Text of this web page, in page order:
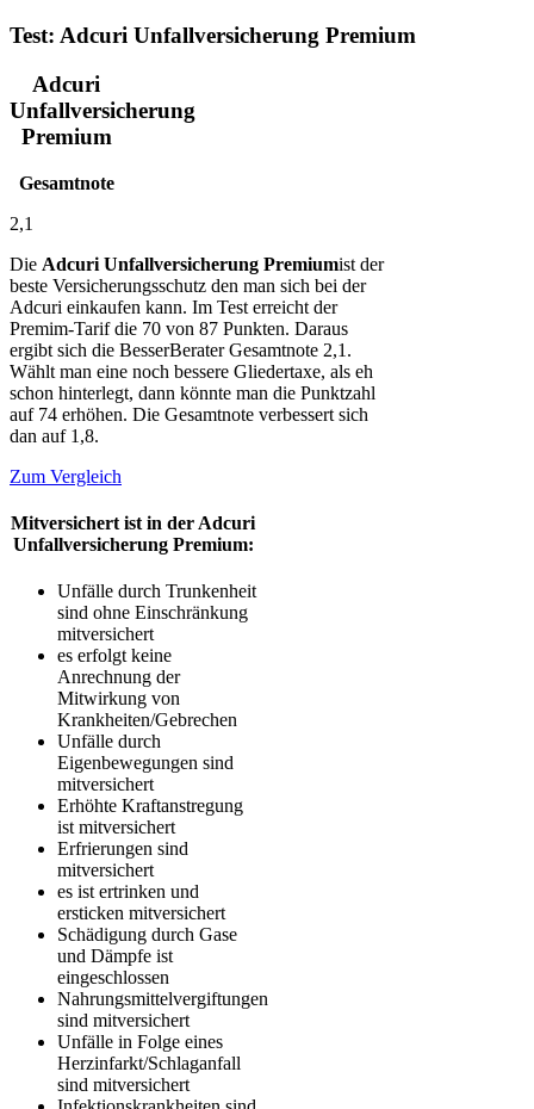
Test: Adcuri Unfallversicherung Premium
Adcuri
Unfallversicherung
Premium
Gesamtnote
2,1
Die Adcuri Unfallversicherung Premiumist der
beste Versicherungsschutz den man sich bei der
Adcuri einkaufen kann. Im Test erreicht der
Premim-Tarif die 70 von 87 Punkten. Daraus
ergibt sich die BesserBerater Gesamtnote 2,1.
Wählt man eine noch bessere Gliedertaxe, als eh
schon hinterlegt, dann könnte man die Punktzahl
auf 74 erhöhen. Die Gesamtnote verbessert sich
dan auf 1,8.
Zum Vergleich
Mitversichert ist in der Adcuri
Unfallversicherung Premium:
Unfälle durch Trunkenheit
sind ohne Einschränkung
mitversichert
es erfolgt keine
Anrechnung der
Mitwirkung von
Krankheiten/Gebrechen
Unfälle durch
Eigenbewegungen sind
mitversichert
Erhöhte Kraftanstregung
ist mitversichert
Erfrierungen sind
mitversichert
es ist ertrinken und
ersticken mitversichert
Schädigung durch Gase
und Dämpfe ist
eingeschlossen
Nahrungsmittelvergiftungen
sind mitversichert
Unfälle in Folge eines
Herzinfarkt/Schlaganfall
sind mitversichert